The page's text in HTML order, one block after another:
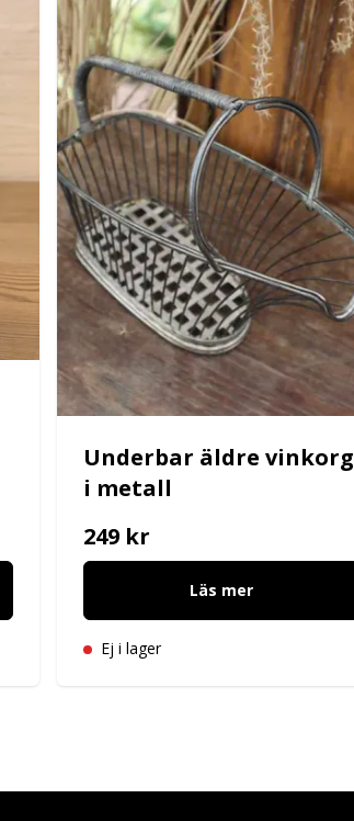
Underbar äldre vinkorg
i metall
249 kr
Läs mer
Ej i lager